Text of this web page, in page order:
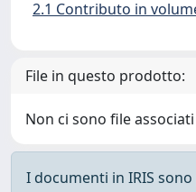
2.1 Contributo in
File in questo prodotto:
Non ci sono file
I documenti in IRIS